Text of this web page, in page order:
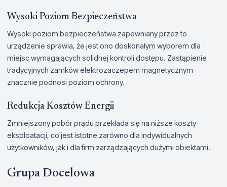
Wysoki Poziom Bezpieczeństwa
Wysoki poziom bezpieczeństwa zapewniany przez to
urządzenie sprawia, że jest ono doskonałym wyborem dla
miejsc wymagających solidnej kontroli dostępu. Zastąpienie
tradycyjnych zamków elektrozaczepem magnetycznym
znacznie podnosi poziom ochrony.
Redukcja Kosztów Energii
Zmniejszony pobór prądu przekłada się na niższe koszty
eksploatacji, co jest istotne zarówno dla indywidualnych
użytkowników, jak i dla firm zarządzających dużymi obiektami.
Grupa Docelowa